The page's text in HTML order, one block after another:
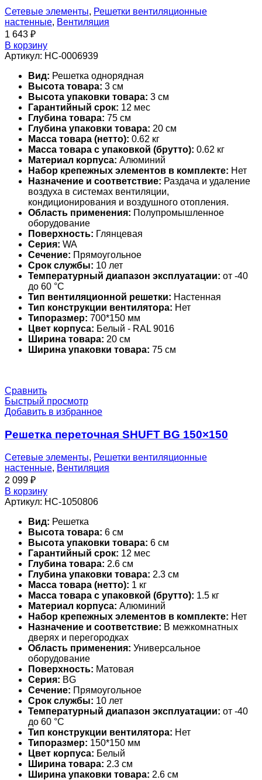
Сетевые элементы, Решетки вентиляционные
настенные, Вентиляция
1 643 ₽
В корзину
Артикул: НС-0006939
Вид: Решетка однорядная
Высота товара: 3 см
Высота упаковки товара: 3 см
Гарантийный срок: 12 мес
Глубина товара: 75 см
Глубина упаковки товара: 20 см
Масса товара (нетто): 0.62 кг
Масса товара с упаковкой (брутто): 0.62 кг
Материал корпуса: Алюминий
Набор крепежных элементов в комплекте: Нет
Назначение и соответствие: Раздача и удаление
воздуха в системах вентиляции,
кондиционирования и воздушного отопления.
Область применения: Полупромышленное
оборудование
Поверхность: Глянцевая
Серия: WA
Сечение: Прямоугольное
Срок службы: 10 лет
Температурный диапазон эксплуатации: от -40
до 60 °С
Тип вентиляционной решетки: Настенная
Тип конструкции вентилятора: Нет
Типоразмер: 700*150 мм
Цвет корпуса: Белый - RAL 9016
Ширина товара: 20 см
Ширина упаковки товара: 75 см
Сравнить
Быстрый просмотр
Добавить в избранное
Решетка переточная SHUFT BG 150×150
Сетевые элементы, Решетки вентиляционные
настенные, Вентиляция
2 099 ₽
В корзину
Артикул: НС-1050806
Вид: Решетка
Высота товара: 6 см
Высота упаковки товара: 6 см
Гарантийный срок: 12 мес
Глубина товара: 2.6 см
Глубина упаковки товара: 2.3 см
Масса товара (нетто): 1 кг
Масса товара с упаковкой (брутто): 1.5 кг
Материал корпуса: Алюминий
Набор крепежных элементов в комплекте: Нет
Назначение и соответствие: В межкомнатных
дверях и перегородках
Область применения: Универсальное
оборудование
Поверхность: Матовая
Серия: BG
Сечение: Прямоугольное
Срок службы: 10 лет
Температурный диапазон эксплуатации: от -40
до 60 °С
Тип конструкции вентилятора: Нет
Типоразмер: 150*150 мм
Цвет корпуса: Белый
Ширина товара: 2.3 см
Ширина упаковки товара: 2.6 см